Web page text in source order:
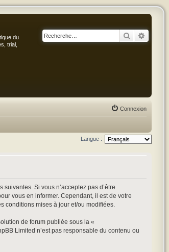
du
trial,
Rechercher
Connexion
Langue :
Si vous n’acceptez pas d’être
vous en informer. Cependant, il est de votre
conditions mises à jour et/ou modifiées.
de forum publiée sous la «
Limited n’est pas responsable du contenu ou